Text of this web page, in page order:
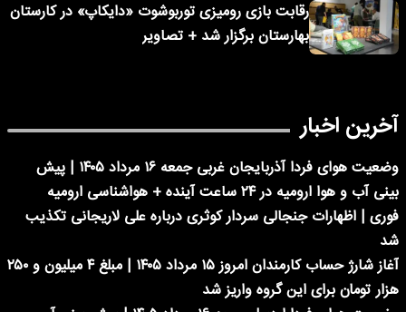
رقابت بازی رومیزی توربوشوت «دایکاپ» در کارستان
بهارستان برگزار شد + تصاویر
آخرین اخبار
وضعیت هوای فردا آذربایجان غربی جمعه ۱۶ مرداد ۱۴۰۵ | پیش
بینی آب و هوا ارومیه در ۲۴ ساعت آینده + هواشناسی ارومیه
فوری | اظهارات جنجالی سردار کوثری درباره علی لاریجانی تکذیب
شد
آغاز شارژ حساب کارمندان امروز ۱۵ مرداد ۱۴۰۵ | مبلغ ۴ میلیون و ۲۵۰
هزار تومان برای این گروه واریز شد